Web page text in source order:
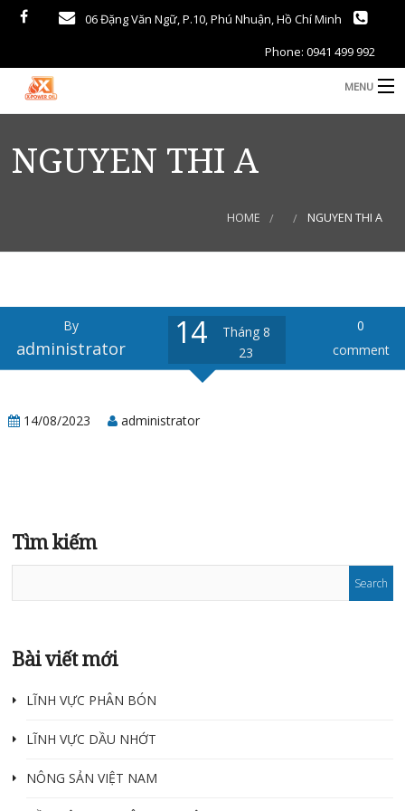
06 Đặng Văn Ngữ, P.10, Phú Nhuận, Hồ Chí Minh
Phone: 0941 499 992
MENU
GIỚI THIỆU
NÔNG SẢN
TIN TỨC THỊ TRƯỜNG
LIÊN HỆ
NGUYEN THI A
HOME NGUYEN THI A
By
administrator 14
Tháng 8
23
0
comment
14/08/2023 administrator
Tìm kiếm
Bài viết mới
LĨNH VỰC PHÂN BÓN
LĨNH VỰC DẦU NHỚT
NÔNG SẢN VIỆT NAM